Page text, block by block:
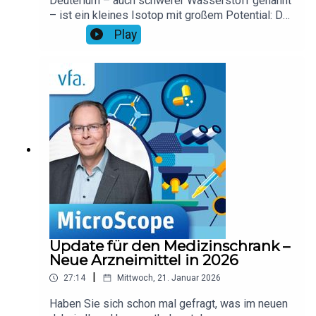
– ist ein kleines Isotop mit großem Potential: Der
Einsatz von Deuterium könnte Medikamente in
wichtigen Eigenschaften verbessern. Ein Grund
dafür ist ein verlangsamter Abbau im Körper der
Patientinnen und Patienten. Welche
biochemischen Prozesse hinter dieser Wirkung
stehen und bei welchen Medikamenten der
Einsatz von Deuterium sinnvoll wäre, darüber
sprechen wir mit Rolf Hömke,
Forschungssprecher beim vfa.
Play
Update für den Medizinschrank –
Neue Arzneimittel in 2026
27:14 | Mittwoch, 21. Januar 2026
Haben Sie sich schon mal gefragt, was im neuen